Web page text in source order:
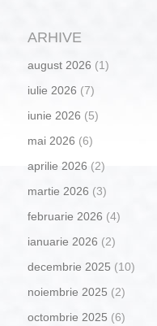
ARHIVE
august 2026 (1)
iulie 2026 (7)
iunie 2026 (5)
mai 2026 (6)
aprilie 2026 (2)
martie 2026 (3)
februarie 2026 (4)
ianuarie 2026 (2)
decembrie 2025 (10)
noiembrie 2025 (2)
octombrie 2025 (6)